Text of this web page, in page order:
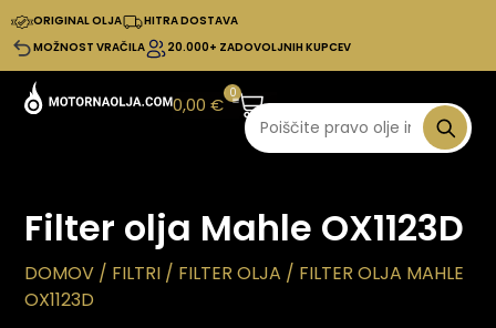
ORIGINAL OLJA
HITRA DOSTAVA
MOŽNOST VRAČILA
20.000+ ZADOVOLJNIH KUPCEV
0,00€
0
Filter olja Mahle OX1123D
DOMOV / FILTRI / FILTER OLJA / FILTER OLJA MAHLE
OX1123D